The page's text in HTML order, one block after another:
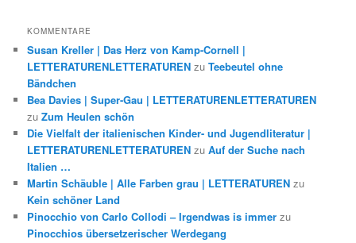
KOMMENTARE
Susan Kreller | Das Herz von Kamp-Cornell |
LETTERATURENLETTERATUREN zuTeebeutel ohne
Bändchen
Bea Davies | Super-Gau | LETTERATURENLETTERATUREN
zuZum Heulen schön
Die Vielfalt der italienischen Kinder- und Jugendliteratur |
LETTERATURENLETTERATUREN zuAuf der Suche nach
Italien …
Martin Schäuble | Alle Farben grau | LETTERATUREN zu
Kein schöner Land
Pinocchio von Carlo Collodi – Irgendwas is immer zu
Pinocchios übersetzerischer Werdegang